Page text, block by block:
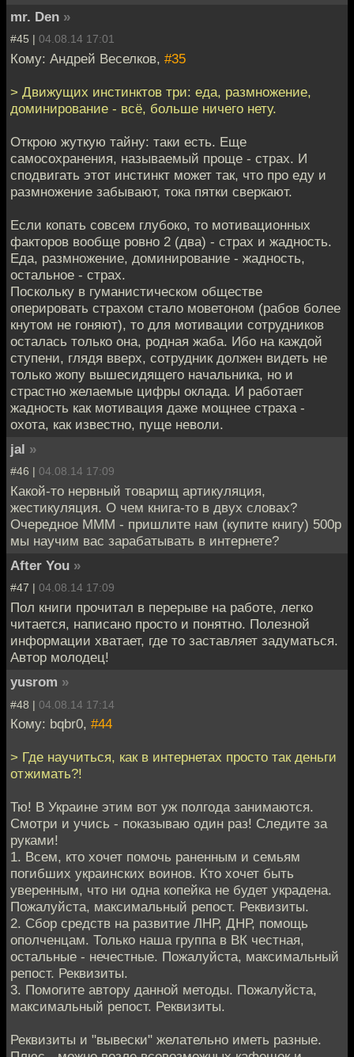
mr. Den »
#45 | 04.08.14 17:01
Кому: Андрей Веселков, #35
> Движущих инстинктов три: еда, размножение,
доминирование - всё, больше ничего нету.
Открою жуткую тайну: таки есть. Еще
самосохранения, называемый проще - страх. И
сподвигать этот инстинкт может так, что про еду и
размножение забывают, тока пятки сверкают.
Если копать совсем глубоко, то мотивационных
факторов вообще ровно 2 (два) - страх и жадность.
Еда, размножение, доминирование - жадность,
остальное - страх.
Поскольку в гуманистическом обществе
оперировать страхом стало моветоном (рабов более
кнутом не гоняют), то для мотивации сотрудников
осталась только она, родная жаба. Ибо на каждой
ступени, глядя вверх, сотрудник должен видеть не
только жопу вышесидящего начальника, но и
страстно желаемые цифры оклада. И работает
жадность как мотивация даже мощнее страха -
охота, как известно, пуще неволи.
jal »
#46 | 04.08.14 17:09
Какой-то нервный товарищ артикуляция,
жестикуляция. О чем книга-то в двух словах?
Очередное МММ - пришлите нам (купите книгу) 500р
мы научим вас зарабатывать в интернете?
After You »
#47 | 04.08.14 17:09
Пол книги прочитал в перерыве на работе, легко
читается, написано просто и понятно. Полезной
информации хватает, где то заставляет задуматься.
Автор молодец!
yusrom »
#48 | 04.08.14 17:14
Кому: bqbr0, #44
> Где научиться, как в интернетах просто так деньги
отжимать?!
Тю! В Украине этим вот уж полгода занимаются.
Смотри и учись - показываю один раз! Следите за
руками!
1. Всем, кто хочет помочь раненным и семьям
погибших украинских воинов. Кто хочет быть
уверенным, что ни одна копейка не будет украдена.
Пожалуйста, максимальный репост. Реквизиты.
2. Сбор средств на развитие ЛНР, ДНР, помощь
ополченцам. Только наша группа в ВК честная,
остальные - нечестные. Пожалуйста, максимальный
репост. Реквизиты.
3. Помогите автору данной методы. Пожалуйста,
максимальный репост. Реквизиты.
Реквизиты и "вывески" желательно иметь разные.